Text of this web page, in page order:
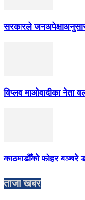
सरकारले
विप्लव माओवादीका नेता
काठमाडौँको फोहर बञ्चरे
ताजा खबर